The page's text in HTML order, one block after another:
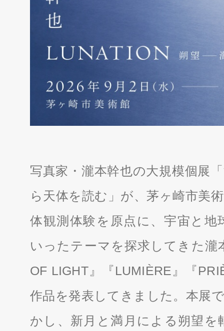
写真家・瀧本幹也の大規模個展
ら天体を読む」が、茅ヶ崎市美
体観測体験を原点に、宇宙と
いったテーマを探求してきた瀧
OF LIGHT』『LUMIÈRE』『
作品を発表してきました。本展
かし、新月と満月による朔望を